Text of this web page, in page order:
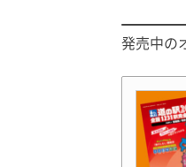
発売中の